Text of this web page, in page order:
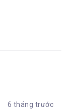
6 tháng trước